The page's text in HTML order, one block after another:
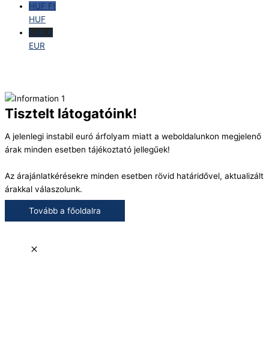
HUF Ft
HUF
EUR €
EUR
Tisztelt látogatóink!
A jelenlegi instabil euró árfolyam miatt a weboldalunkon megjelenő
árak minden esetben tájékoztató jellegűek!
Az árajánlatkérésekre minden esetben rövid határidővel, aktualizált
árakkal válaszolunk.
Tovább a főoldalra